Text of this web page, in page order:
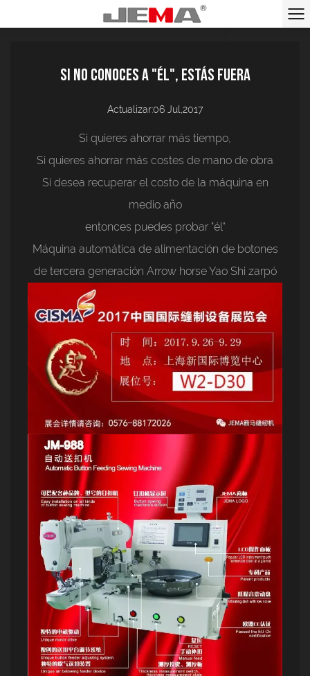
Si no conoces a "él", estás fuera
Actualizar:06 Jul,2017
Si quieres ahorrar más tiempo,
Si quieres ahorrar más costes de mano de obra
Si desea recuperar el costo de la máquina en
medio año
entonces puedes probar "él"
Máquina automática de alimentación de botones
de tercera generación Arrow horseYao Shi zarpó